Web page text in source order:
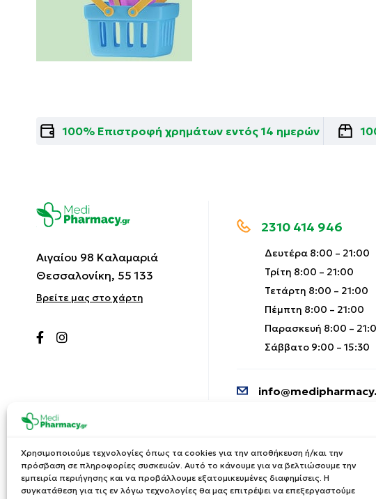
Χρησιμοποιούμε τεχνολογίες όπως τα cookies για την αποθήκευση ή/και την
πρόσβαση σε πληροφορίες συσκευών. Αυτό το κάνουμε για να βελτιώσουμε την
εμπειρία περιήγησης και να προβάλλουμε εξατομικευμένες διαφημίσεις. Η
συγκατάθεση για τις εν λόγω τεχνολογίες θα μας επιτρέψει να επεξεργαστούμε
100% Επιστροφή χρημάτων εντός 14 ημερών
Αιγαίου 98 Καλαμαριά
Θεσσαλονίκη, 55 133
Βρείτε μας στο χάρτη
2310 414 946
Δευτέρα 8:00 – 21:00
Τρίτη 8:00 – 21:00
Τετάρτη 8:00 – 21:00
Πέμπτη 8:00 – 21:00
Παρασκευή 8:00 –
Σάββατο 9:00 – 15:30